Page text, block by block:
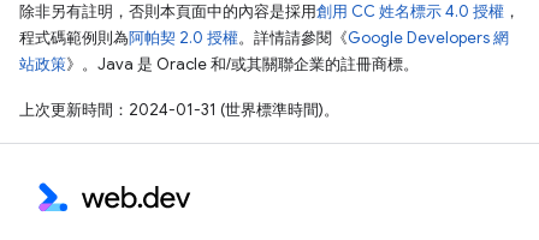
除非另有註明，否則本頁面中的內容是採用創用 CC 姓名標示 4.0 授權 ，
程式碼範例則為阿帕契 2.0 授權。詳情請參閱《Google Developers 網
站政策》。Java 是 Oracle 和/或其關聯企業的註冊商標。
上次更新時間：2024-01-31 (世界標準時間)。